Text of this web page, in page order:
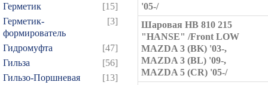
Герметик
[15]
Герметик-
формирователь
[3]
Гидромуфта
[47]
Гильза
[56]
Гильзо-Поршневая
[13]
'05-/
Шаровая HB 810 215
"HANSE" /Front LOW
MAZDA 3 (BK) '03-,
MAZDA 3 (BL) '09-,
MAZDA 5 (CR) '05-/